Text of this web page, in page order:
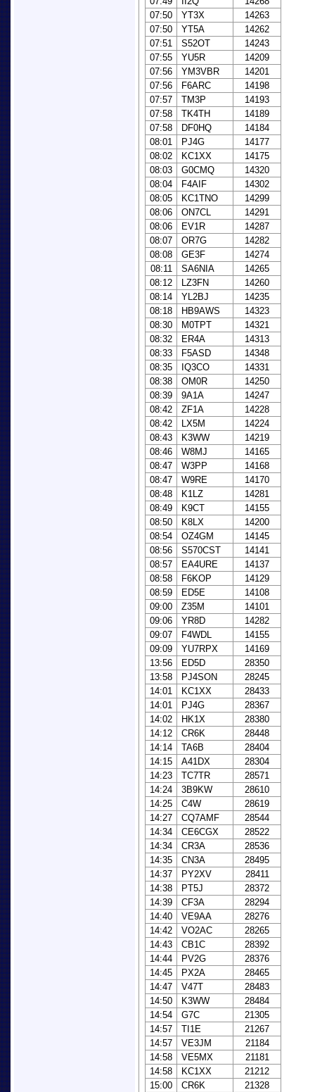
07:50
YT3X
14263
07:50
YT5A
14262
07:51
S52OT
14243
07:55
YU5R
14209
07:56
YM3VBR
14201
07:56
F6ARC
14198
07:57
TM3P
14193
07:58
TK4TH
14189
07:58
DF0HQ
14184
08:01
PJ4G
14177
08:02
KC1XX
14175
08:03
G0CMQ
14320
08:04
F4AIF
14302
08:05
KC1TNO
14299
08:06
ON7CL
14291
08:06
EV1R
14287
08:07
OR7G
14282
08:08
GE3F
14274
08:11
SA6NIA
14265
08:12
LZ3FN
14260
08:14
YL2BJ
14235
08:18
HB9AWS
14323
08:30
M0TPT
14321
08:32
ER4A
14313
08:33
F5ASD
14348
08:35
IQ3CO
14331
08:38
OM0R
14250
08:39
9A1A
14247
08:42
ZF1A
14228
08:42
LX5M
14224
08:43
K3WW
14219
08:46
W8MJ
14165
08:47
W3PP
14168
08:47
W9RE
14170
08:48
K1LZ
14281
08:49
K9CT
14155
08:50
K8LX
14200
08:54
OZ4GM
14145
08:56
S570CST
14141
08:57
EA4URE
14137
08:58
F6KOP
14129
08:59
ED5E
14108
09:00
Z35M
14101
09:06
YR8D
14282
09:07
F4WDL
14155
09:09
YU7RPX
14169
13:56
ED5D
28350
13:58
PJ4SON
28245
14:01
KC1XX
28433
14:01
PJ4G
28367
14:02
HK1X
28380
14:12
CR6K
28448
14:14
TA6B
28404
14:15
A41DX
28304
14:23
TC7TR
28571
14:24
3B9KW
28610
14:25
C4W
28619
14:27
CQ7AMF
28544
14:34
CE6CGX
28522
14:34
CR3A
28536
14:35
CN3A
28495
14:37
PY2XV
28411
14:38
PT5J
28372
14:39
CF3A
28294
14:40
VE9AA
28276
14:42
VO2AC
28265
14:43
CB1C
28392
14:44
PV2G
28376
14:45
PX2A
28465
14:47
V47T
28483
14:50
K3WW
28484
14:54
G7C
21305
14:57
TI1E
21267
14:57
VE3JM
21184
14:58
VE5MX
21181
14:58
KC1XX
21212
15:00
CR6K
21328